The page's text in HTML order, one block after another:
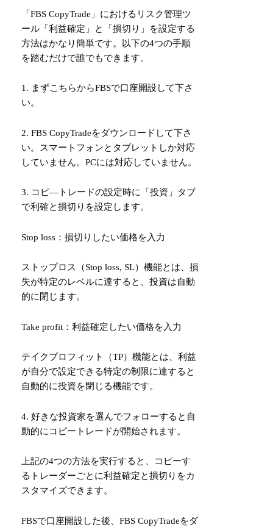
「FBS CopyTrade」におけるリスク管理ツ
ール「利益確定」と「損切り」を設定する
方法はかなり簡単です。以下の4つの手順
を踏むだけで誰でもできます。
1. まずこちらからFBSで口座開設して下さ
い。
2. FBS CopyTradeをダウンロードして下さ
い。スマートフォンとタブレットしか対応
していません。PCには対応していません。
3. コピ―トレードの設定時に「投資」タブ
で利確と損切りを設定します。
Stop loss：損切りしたい価格を入力
ストップロス（Stop loss, SL）機能とは、損
失が特定のレベルに達すると、投資は自動
的に閉じます。
Take profit：利益確定したい価格を入力
テイクプロフィット（TP）機能とは、利益
が自分で設定できる特定の制限に達すると
自動的に投資を閉じる機能です。
4. 好きな投資家を選んでフォローすると自
動的にコピートレードが開始されます。
上記の4つの方法を実行すると、コピーす
るトレーダーごとに利益確定と損切りをカ
スタマイズできます。
FBSで口座開設した後、FBS CopyTradeをダ